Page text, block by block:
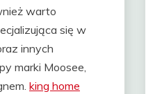
warto
się w
innych
marki Moosee,
king home